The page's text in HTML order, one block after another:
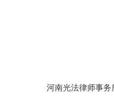
河南光法律师事务